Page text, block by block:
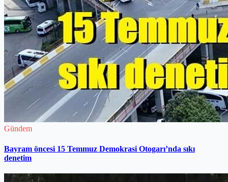
Gündem
Bayram öncesi 15 Temmuz Demokrasi Otogarı’nda sıkı
denetim